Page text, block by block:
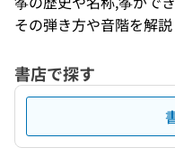
その弾き方や音階を解
書店で探す